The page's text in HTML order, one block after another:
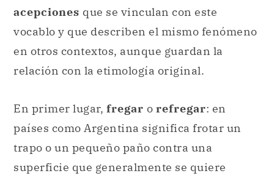
acepciones que se vinculan con este
vocablo y que describen el mismo fenómeno
en otros contextos, aunque guardan la
relación con la etimología original.
En primer lugar, fregar o refregar: en
países como Argentina significa frotar un
trapo o un pequeño paño contra una
superficie que generalmente se quiere